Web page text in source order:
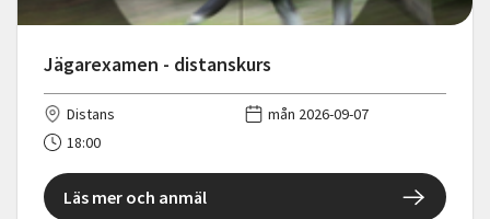
Jägarexamen - distanskurs
Distans
mån 2026-09-07
18:00
Läs mer och anmäl